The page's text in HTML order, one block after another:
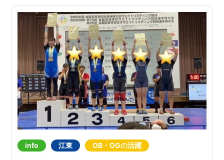
info 江東 OB・OGの活躍